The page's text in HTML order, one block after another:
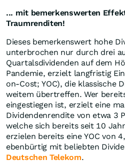
... mit bemerkenswerten
Traumrenditen!
Dieses bemerkenswert hohe
unterbrochen nur durch drei
Quartalsdividenden auf dem
Pandemie, erzielt langfristig
on-Cost; YOC), die klassische
weitem übertreffen. Wer
eingestiegen ist, erzielt eine
Dividendenrendite von etwa 3
welche sich bereits seit 10
erzielen bereits eine YOC von
ebenbürtig mit beliebten
Deutschen Telekom.